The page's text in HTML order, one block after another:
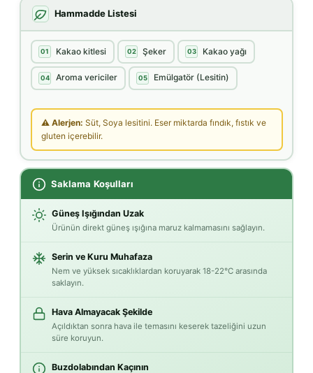
Hammadde Listesi
01 Kakao kitlesi 02 Şeker 03 Kakao yağı
04 Aroma vericiler 05 Emülgatör (Lesitin)
⚠ Alerjen: Süt, Soya lesitini. Eser miktarda fındık, fıstık ve
gluten içerebilir.
Saklama Koşulları
Güneş Işığından Uzak
Ürünün direkt güneş ışığına maruz kalmamasını sağlayın.
Serin ve Kuru Muhafaza
Nem ve yüksek sıcaklıklardan koruyarak 18-22°C arasında
saklayın.
Hava Almayacak Şekilde
Açıldıktan sonra hava ile temasını keserek tazeliğini uzun
süre koruyun.
Buzdolabından Kaçının